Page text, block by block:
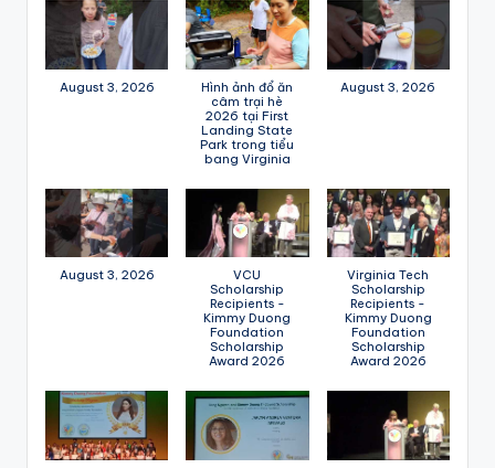
August 3, 2026
Hình ảnh đổ ăn
câm trại hè
2026 tại First
Landing State
Park trong tiểu
bang Virginia
August 3, 2026
August 3, 2026
VCU
Scholarship
Recipients -
Kimmy Duong
Foundation
Scholarship
Award 2026
Virginia Tech
Scholarship
Recipients -
Kimmy Duong
Foundation
Scholarship
Award 2026